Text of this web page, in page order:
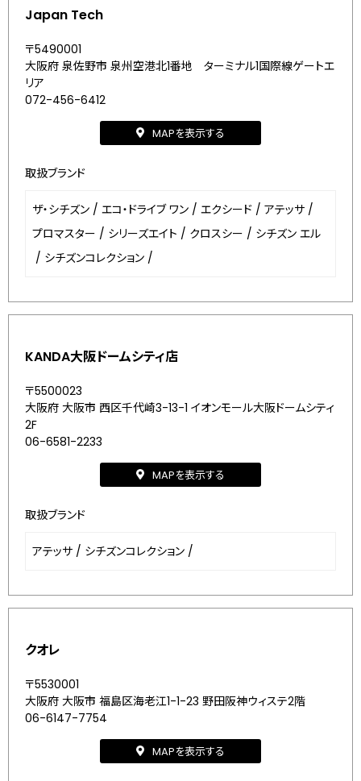
Japan Tech
〒5490001
大阪府 泉佐野市 泉州空港北1番地 ターミナル1国際線ゲートエ
リア
072-456-6412
MAPを表示する
取扱ブランド
ザ・シチズン / エコ・ドライブ ワン / エクシード / アテッサ /
プロマスター / シリーズエイト / クロスシー / シチズン エル
/ シチズンコレクション /
KANDA大阪ドームシティ店
〒5500023
大阪府 大阪市 西区千代崎3-13-1 イオンモール大阪ドームシティ
2F
06-6581-2233
MAPを表示する
取扱ブランド
アテッサ / シチズンコレクション /
クオレ
〒5530001
大阪府 大阪市 福島区海老江1-1-23 野田阪神ウィステ2階
06-6147-7754
MAPを表示する